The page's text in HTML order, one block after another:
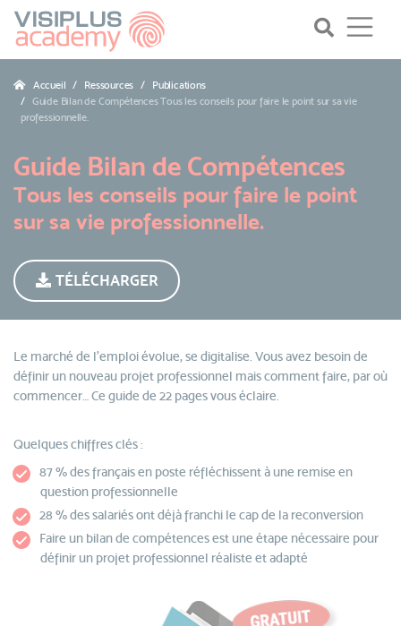
Accueil Ressources
Publications
Guide Bilan de Compétences Tous les conseils pour faire le point sur sa vie
professionnelle.
Guide Bilan de Compétences
Tous les conseils pour faire le point
sur sa vie professionnelle.
TÉLÉCHARGER
Le marché de l’emploi évolue, se digitalise. Vous avez besoin de
définir un nouveau projet professionnel mais comment faire, par où
commencer… Ce guide de 22 pages vous éclaire.
Quelques chiffres clés :
87 % des français en poste réfléchissent à une remise en
question professionnelle
28 % des salariés ont déjà franchi le cap de la reconversion
Faire un bilan de compétences est une étape nécessaire pour
définir un projet professionnel réaliste et adapté